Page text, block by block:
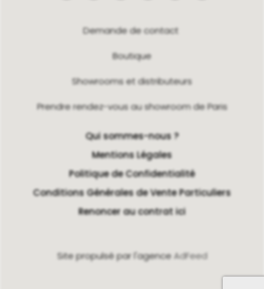
Demande de contact
Boutique
Showrooms et distributeurs
Prendre rendez-vous au showroom de Paris
Qui sommes-nous ?
Mentions Légales
Politique de Confidentialité
Conditions Générales de Vente Particuliers
Renoncer au contrat ici
Site propulsé par l'agenceAdFeed